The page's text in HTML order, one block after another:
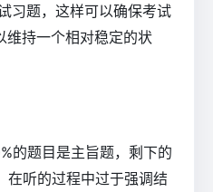
习题，这样可以确保考试
维持一个相对稳定的状
的题目是主旨题，剩下的
在听的过程中过于强调结